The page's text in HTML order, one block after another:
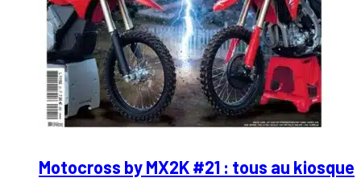
Motocross by MX2K #21 : tous au kiosque